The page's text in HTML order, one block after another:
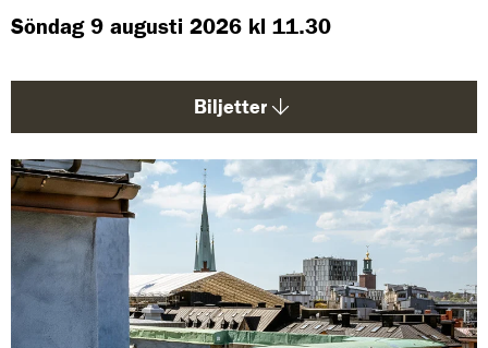
L
M
s
d
:
Söndag 9 augusti 2026 kl 11.30
Biljetter